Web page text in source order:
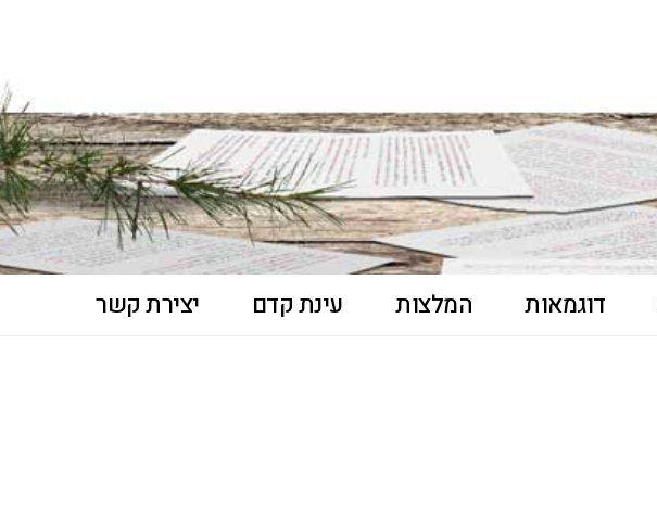
דוגמאות המלצות עינת קדם יצירת קשר